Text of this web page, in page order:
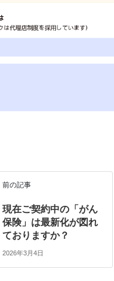
前の記事
現在ご契約中の「がん
保険」は最新化が図れ
ておりますか？
2026年3月4日